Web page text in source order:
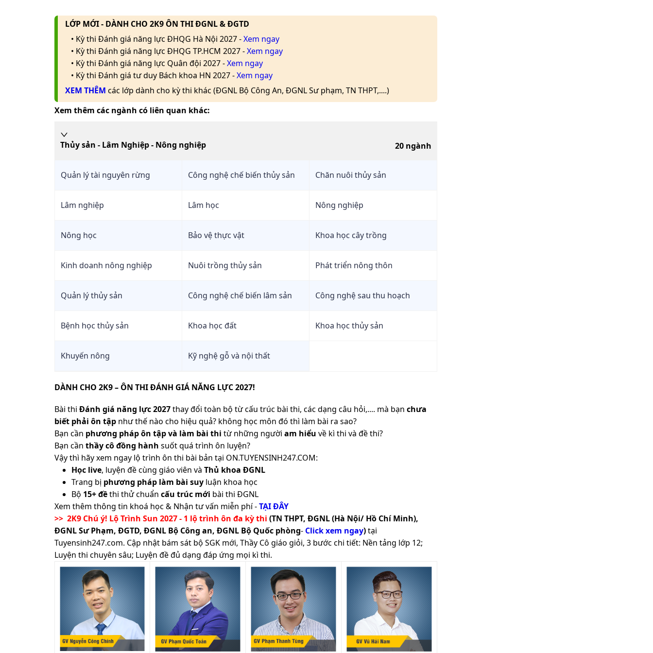
LỚP MỚI - DÀNH CHO 2K9 ÔN THI ĐGNL & ĐGTD
• Kỳ thi Đánh giá năng lực ĐHQG Hà Nội 2027 -Xem ngay
• Kỳ thi Đánh giá năng lực ĐHQG TP.HCM 2027 -Xem ngay
• Kỳ thi Đánh giá năng lực Quân đội 2027 -Xem ngay
• Kỳ thi Đánh giá tư duy Bách khoa HN 2027 -Xem ngay
XEM THÊM các lớp dành cho kỳ thi khác (ĐGNL Bộ Công An, ĐGNL Sư phạm, TN THPT,....)
Xem thêm các ngành có liên quan khác:
Thủy sản - Lâm Nghiệp - Nông nghiệp 20 ngành
Quản lý tài nguyên rừng Công nghệ chế biến thủy sản Chăn nuôi thủy sản
Lâm nghiệp Lâm học Nông nghiệp
Nông học Bảo vệ thực vật Khoa học cây trồng
Kinh doanh nông nghiệp Nuôi trồng thủy sản Phát triển nông thôn
Quản lý thủy sản Công nghệ chế biến lâm sản Công nghệ sau thu hoạch
Bệnh học thủy sản Khoa học đất Khoa học thủy sản
Khuyến nông Kỹ nghệ gỗ và nội thất
DÀNH CHO 2K9 – ÔN THI ĐÁNH GIÁ NĂNG LỰC 2027!
Bài thi Đánh giá năng lực 2027thay đổi toàn bộ từ cấu trúc bài thi, các dạng câu hỏi,.... mà bạn chưa
biết phải ôn tập như thế nào cho hiệu quả? không học môn đó thì làm bài ra sao?
Bạn cần phương pháp ôn tập và làm bài thi từ những người am hiểu về kì thi và đề thi?
Bạn cần thầy cô đồng hành suốt quá trình ôn luyện?
Vậy thì hãy xem ngay lộ trình ôn thi bài bản tại ON.TUYENSINH247.COM:
Học live, luyện đề cùng giáo viên và Thủ khoa ĐGNL
Trang bị phương pháp làm bài suy luận khoa học
Bộ 15+ đềthi thử chuẩn cấu trúc mới bài thi ĐGNL
Xem thêm thông tin khoá học & Nhận tư vấn miễn phí -TẠI ĐÂY
>> 2K9 Chú ý! Lộ Trình Sun 2027 - 1 lộ trình ôn đa kỳ thi (TN THPT, ĐGNL (Hà Nội/ Hồ Chí Minh),
ĐGNL Sư Phạm, ĐGTD, ĐGNL Bộ Công an, ĐGNL Bộ Quốc phòng- Click xem ngay)tại
Tuyensinh247.com. Cập nhật bám sát bộ SGK mới, Thầy Cô giáo giỏi, 3 bước chi tiết: Nền tảng lớp 12;
Luyện thi chuyên sâu; Luyện đề đủ dạng đáp ứng mọi kì thi.